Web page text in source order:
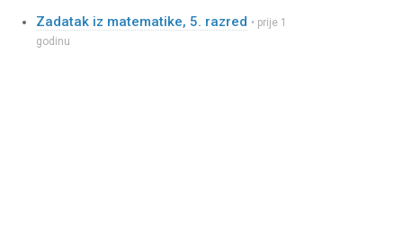
Zadatak iz matematike, 5. razred • prije 1
godinu